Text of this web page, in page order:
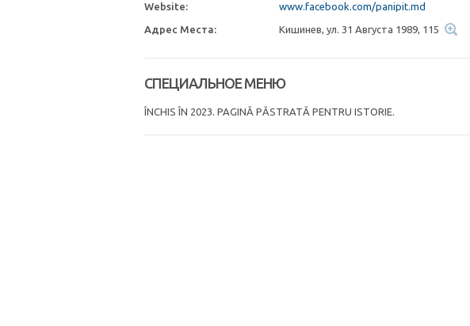
Website: www.facebook.com/panipit.md
Адрес Места: Кишинев, ул. 31 Августа 1989, 115
СПЕЦИАЛЬНОЕ МЕНЮ
ÎNCHIS ÎN 2023. PAGINĂ PĂSTRATĂ PENTRU ISTORIE.